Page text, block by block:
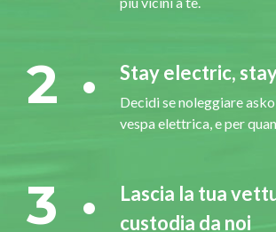
2 Stay electric,
Decidi se noleggiare
vespa elettrica, e per
3
Lascia la tua
custodia da noi